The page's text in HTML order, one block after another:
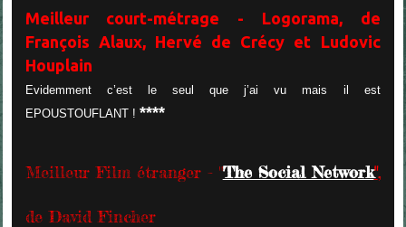
Meilleur court-métrage - Logorama, de
François Alaux, Hervé de Crécy et Ludovic
Houplain
Evidemment c’est le seul que j’ai vu mais il est
EPOUSTOUFLANT ! ****
Meilleur Film étranger - "The Social Network",
de David Fincher